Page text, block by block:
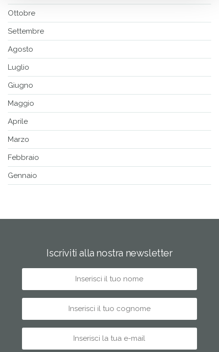
Ottobre
Settembre
Agosto
Luglio
Giugno
Maggio
Aprile
Marzo
Febbraio
Gennaio
Iscriviti alla nostra newsletter